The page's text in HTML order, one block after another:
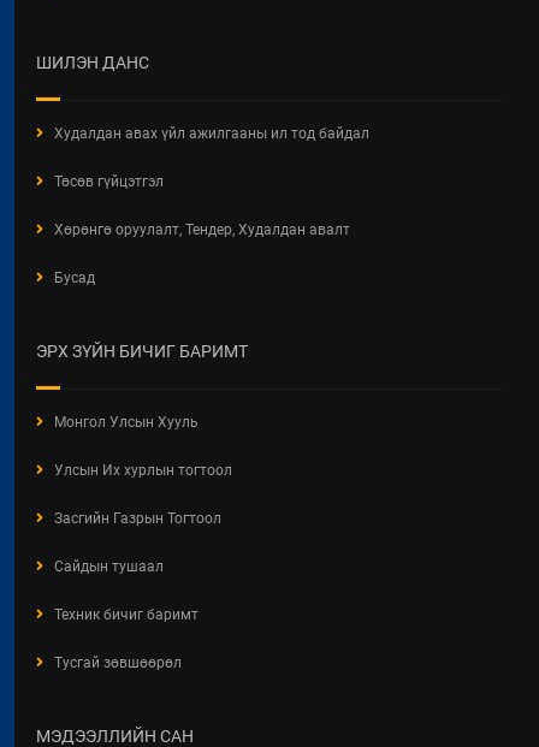
ШИЛЭН ДАНС
Худалдан авах үйл ажилгааны ил тод байдал
Төсөв гүйцэтгэл
Хөрөнгө оруулалт, Тендер, Худалдан авалт
Бусад
ЭРХ ЗҮЙН БИЧИГ БАРИМТ
Монгол Улсын Хууль
Улсын Их хурлын тогтоол
Засгийн Газрын Тогтоол
Сайдын тушаал
Техник бичиг баримт
Тусгай зөвшөөрөл
МЭДЭЭЛЛИЙН САН